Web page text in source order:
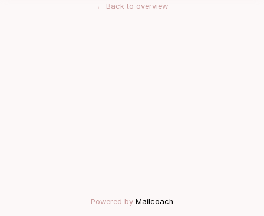
← Back to overview
Powered by Mailcoach